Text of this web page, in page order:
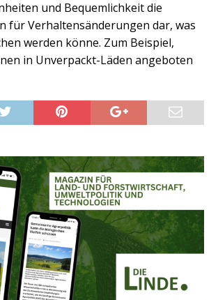
und Bequemlichkeit die
für Verhaltensänderungen dar, was
werden könne. Zum Beispiel,
in Unverpackt-Läden angeboten